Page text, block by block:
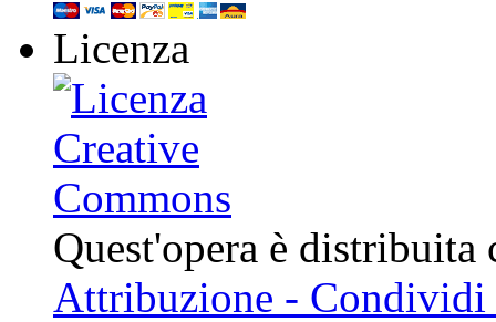
Licenza
Quest'opera è
Attribuzione - Condividi